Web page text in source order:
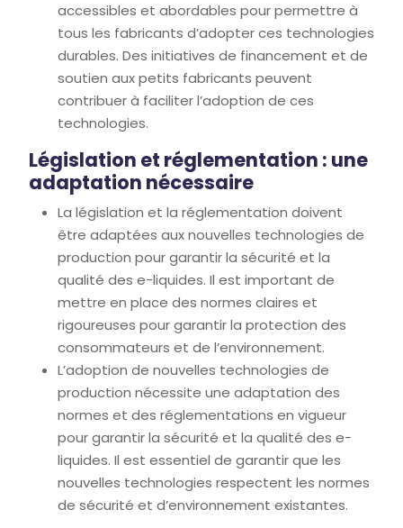
accessibles et abordables pour permettre à
tous les fabricants d’adopter ces technologies
durables. Des initiatives de financement et de
soutien aux petits fabricants peuvent
contribuer à faciliter l’adoption de ces
technologies.
Législation et réglementation : une
adaptation nécessaire
La législation et la réglementation doivent
être adaptées aux nouvelles technologies de
production pour garantir la sécurité et la
qualité des e-liquides. Il est important de
mettre en place des normes claires et
rigoureuses pour garantir la protection des
consommateurs et de l’environnement.
L’adoption de nouvelles technologies de
production nécessite une adaptation des
normes et des réglementations en vigueur
pour garantir la sécurité et la qualité des e-
liquides. Il est essentiel de garantir que les
nouvelles technologies respectent les normes
de sécurité et d’environnement existantes.